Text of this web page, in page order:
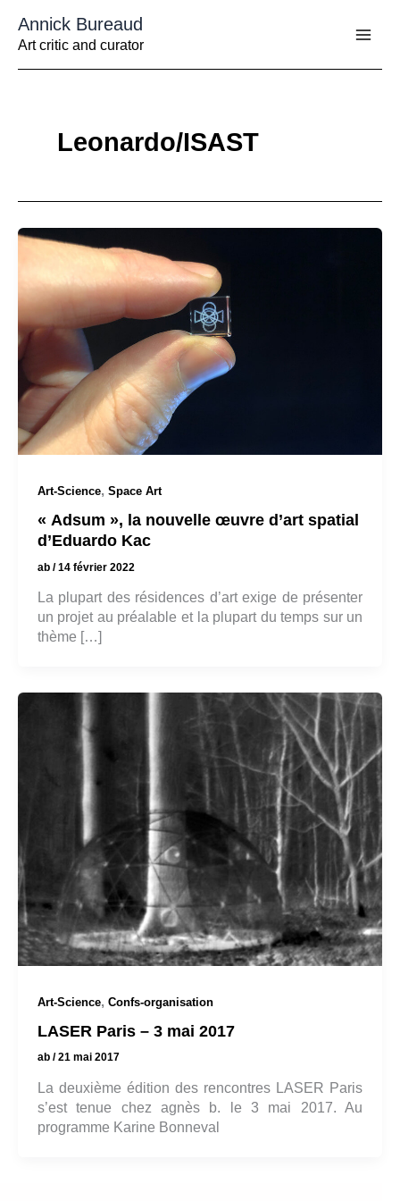
contenu
Annick Bureaud
Art critic and curator
Leonardo/ISAST
Art-Science, Space Art
« Adsum », la nouvelle œuvre d’art spatial
d’Eduardo Kac
ab /14 février 2022
La plupart des résidences d’art exige de présenter
un projet au préalable et la plupart du temps sur un
thème […]
Art-Science, Confs-organisation
LASER Paris – 3 mai 2017
ab /21 mai 2017
La deuxième édition des rencontres LASER Paris
s’est tenue chez agnès b. le 3 mai 2017. Au
programme Karine Bonneval